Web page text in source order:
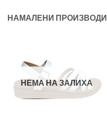
НАМАЛЕНИ ПРОИЗВОДИ
НЕМА НА ЗАЛИХА